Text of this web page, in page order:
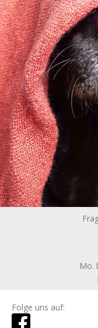
Mo.
Folge uns auf: